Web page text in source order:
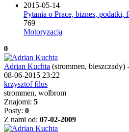
2015-05-14
Pytania o Prace, biznes, podatki,
769
Motoryzacja
0
Adrian Kuchta (strommen, bieszczady) -
08-06-2015 23:22
krzysztof filus
strommen, wolbrom
Znajomi: 5
Posty: 0
Z nami od: 07-02-2009